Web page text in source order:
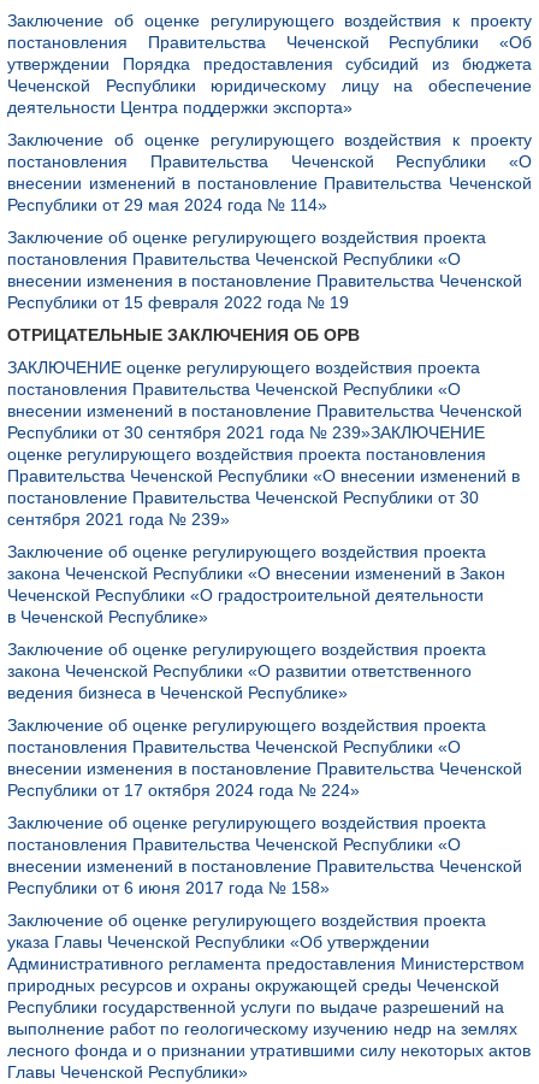
Заключение об оценке регулирующего воздействия к проекту
постановления Правительства Чеченской Республики «Об
утверждении Порядка предоставления субсидий из бюджета
Чеченской Республики юридическому лицу на обеспечение
деятельности Центра поддержки экспорта»
Заключение об оценке регулирующего воздействия к проекту
постановления Правительства Чеченской Республики «О
внесении изменений в постановление Правительства Чеченской
Республики от 29 мая 2024 года № 114»
Заключение об оценке регулирующего воздействия проекта
постановления Правительства Чеченской Республики «О
внесении изменения в постановление Правительства Чеченской
Республики от 15 февраля 2022 года № 19
ОТРИЦАТЕЛЬНЫЕ ЗАКЛЮЧЕНИЯ ОБ ОРВ
ЗАКЛЮЧЕНИЕ оценке регулирующего воздействия проекта
постановления Правительства Чеченской Республики «О
внесении изменений в постановление Правительства Чеченской
Республики от 30 сентября 2021 года № 239»ЗАКЛЮЧЕНИЕ
оценке регулирующего воздействия проекта постановления
Правительства Чеченской Республики «О внесении изменений в
постановление Правительства Чеченской Республики от 30
сентября 2021 года № 239»
Заключение об оценке регулирующего воздействия проекта
закона Чеченской Республики «О внесении изменений в Закон
Чеченской Республики «О градостроительной деятельности
в Чеченской Республике»
Заключение об оценке регулирующего воздействия проекта
закона Чеченской Республики «О развитии ответственного
ведения бизнеса в Чеченской Республике»
Заключение об оценке регулирующего воздействия проекта
постановления Правительства Чеченской Республики «О
внесении изменения в постановление Правительства Чеченской
Республики от 17 октября 2024 года № 224»
Заключение об оценке регулирующего воздействия проекта
постановления Правительства Чеченской Республики «О
внесении изменений в постановление Правительства Чеченской
Республики от 6 июня 2017 года № 158»
Заключение об оценке регулирующего воздействия проекта
указа Главы Чеченской Республики «Об утверждении
Административного регламента предоставления Министерством
природных ресурсов и охраны окружающей среды Чеченской
Республики государственной услуги по выдаче разрешений на
выполнение работ по геологическому изучению недр на землях
лесного фонда и о признании утратившими силу некоторых актов
Главы Чеченской Республики»